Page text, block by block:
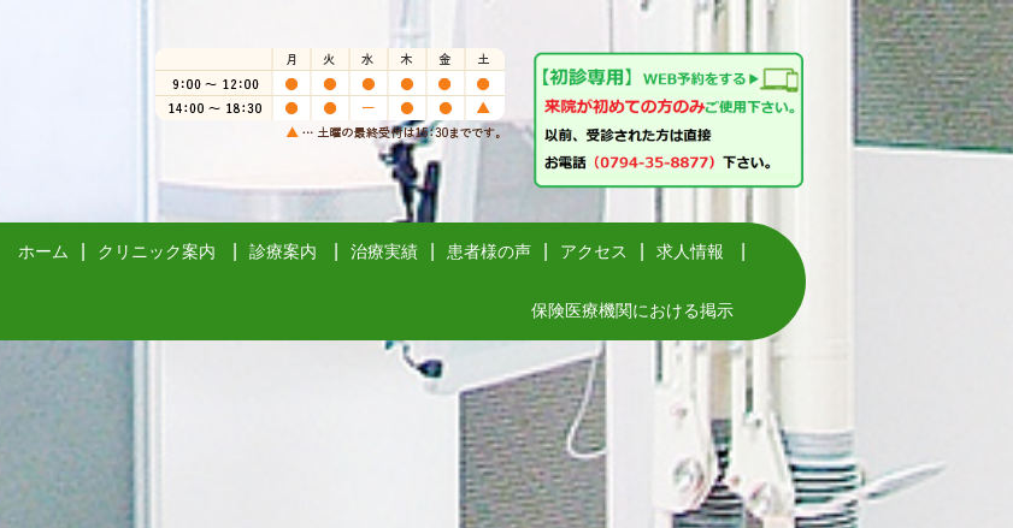
ホーム クリニック案内 診療案内 治療実績 患者様の声 アクセス 求人情報
保険医療機関における掲示